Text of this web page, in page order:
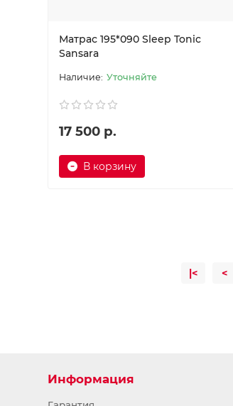
Матрас 195*090 Sleep Tonic
Sansara
Уточняйте
17 500 р.
В корзину
|< <
Информация